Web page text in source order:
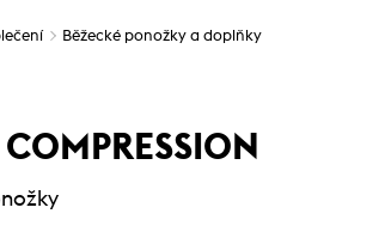
Běžecké ponožky a doplňky
COMPRESSION